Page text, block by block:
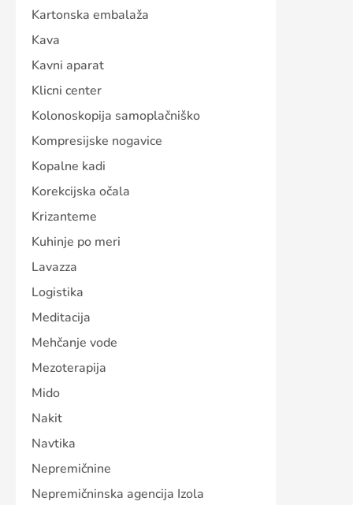
Kartonska embalaža
Kava
Kavni aparat
Klicni center
Kolonoskopija samoplačniško
Kompresijske nogavice
Kopalne kadi
Korekcijska očala
Krizanteme
Kuhinje po meri
Lavazza
Logistika
Meditacija
Mehčanje vode
Mezoterapija
Mido
Nakit
Navtika
Nepremičnine
Nepremičninska agencija Izola